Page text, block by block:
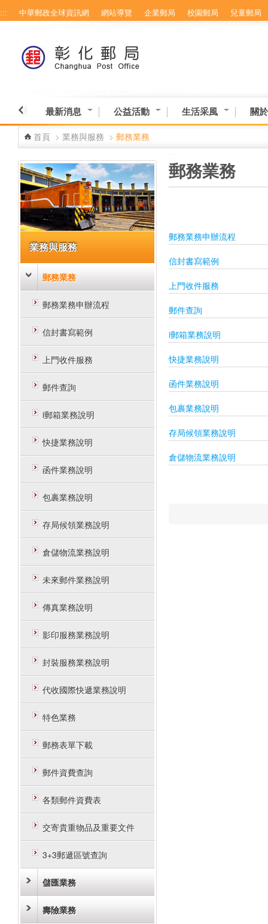
跳到主要內容區塊
::: 中華郵政全球資訊網 網站導覽 企業郵局 校園郵局 兒童郵局
最新消息 公益活動 生活采風 關
首頁 > 業務與服務 > 郵務業務
業務與服務
郵務業務
郵務業務申辦流程
信封書寫範例
上門收件服務
郵件查詢
i郵箱業務說明
快捷業務說明
函件業務說明
包裹業務說明
存局候領業務說明
倉儲物流業務說明
未來郵件業務說明
傳真業務說明
影印服務業務說明
封裝服務業務說明
代收國際快遞業務說明
特色業務
郵務表單下載
郵件資費查詢
各類郵件資費表
交寄貴重物品及重要文件
3+3郵遞區號查詢
儲匯業務
壽險業務
郵務業務
郵務業務申辦流程
信封書寫範例
上門收件服務
郵件查詢
i郵箱業務說明
快捷業務說明
函件業務說明
包裹業務說明
存局候領業務說明
倉儲物流業務說明